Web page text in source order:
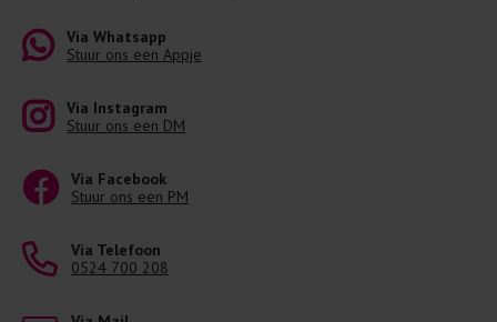
Via Whatsapp
Stuur ons een Appje
Via Instagram
Stuur ons een DM
Via Facebook
Stuur ons een PM
Via Telefoon
0524 700 208